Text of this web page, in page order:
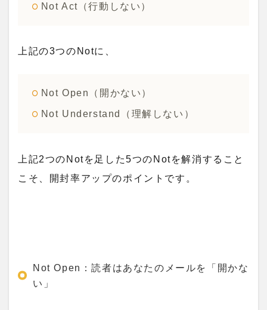
Not Act（行動しない）
上記の3つのNotに、
Not Open（開かない）
Not Understand（理解しない）
上記2つのNotを足した5つのNotを解消すること
こそ、開封率アップのポイントです。
Not Open：読者はあなたのメールを「開かな
い」